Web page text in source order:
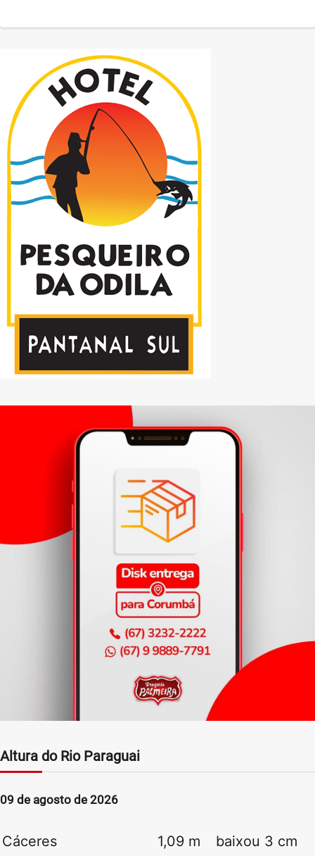
Altura do Rio Paraguai
09 de agosto de 2026
Cáceres 1,09 m baixou 3 cm